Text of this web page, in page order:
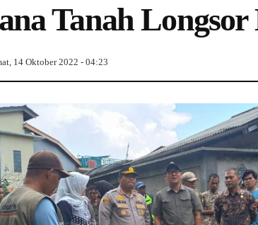
Tanah
14 Oktober 2022 - 04:23